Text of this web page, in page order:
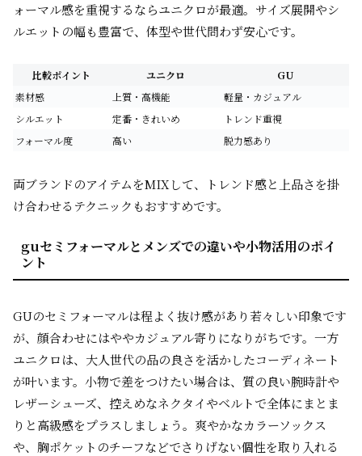
ォーマル感を重視するならユニクロが最適。サイズ展開やシ
ルエットの幅も豊富で、体型や世代問わず安心です。
比較ポイント ユニクロ
GU
素材感
上質・高機能
軽量・カジュアル
シルエット
定番・きれいめ
トレンド重視
フォーマル度
高い 脱力感あり
両ブランドのアイテムをMIXして、トレンド感と上品さを掛
け合わせるテクニックもおすすめです。
guセミフォーマルとメンズでの違いや小物活用のポイ
ント
GUのセミフォーマルは程よく抜け感があり若々しい印象です
が、顔合わせにはややカジュアル寄りになりがちです。一方
ユニクロは、大人世代の品の良さを活かしたコーディネート
が叶います。小物で差をつけたい場合は、質の良い腕時計や
レザーシューズ、控えめなネクタイやベルトで全体にまとま
りと高級感をプラスしましょう。爽やかなカラーソックス
や、胸ポケットのチーフなどでさりげない個性を取り入れる